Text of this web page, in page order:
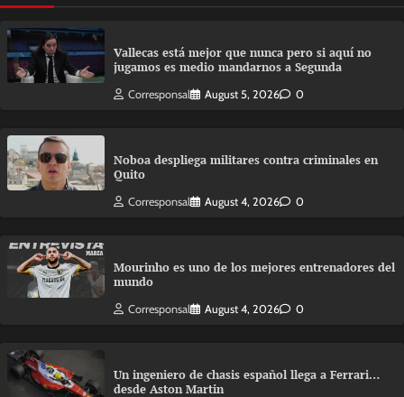
Vallecas está mejor que nunca pero si aquí no
jugamos es medio mandarnos a Segunda
Corresponsal August 5, 2026 0
Noboa despliega militares contra criminales en
Quito
Corresponsal August 4, 2026 0
Mourinho es uno de los mejores entrenadores del
mundo
Corresponsal August 4, 2026 0
Un ingeniero de chasis español llega a Ferrari…
desde Aston Martin